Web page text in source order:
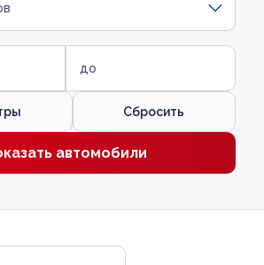
до
Сбросить
автомобили